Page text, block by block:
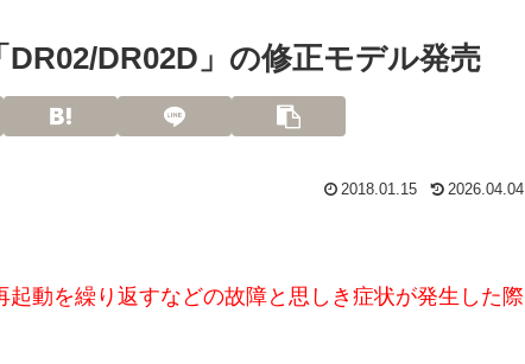
DR02D」の修正モデル発売
2018.01.15 2026.04.04
動を繰り返すなどの故障と思しき症状が発生した際